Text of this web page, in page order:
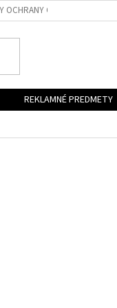
OCHRANY OSOBNÝCH ÚDAJOV
REKLAMNÉ PREDMETY